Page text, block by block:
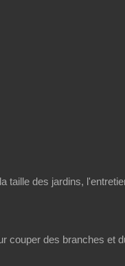
taille des jardins,
couper des branches et